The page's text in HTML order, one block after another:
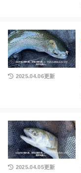
2025.04.06更新
2025.04.05更新